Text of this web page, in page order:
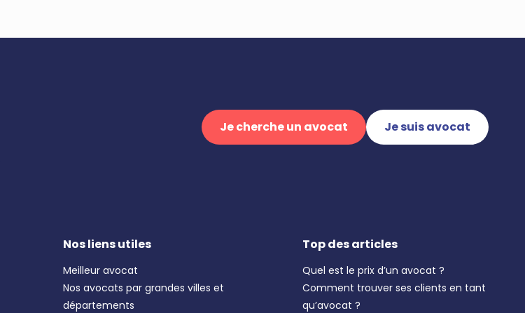
Je cherche un avocat Je suis avocat
Nos liens utiles
Meilleur avocat
Nos avocats par grandes villes et
départements
Top des articles
Quel est le prix d’un avocat ?
Comment trouver ses clients en tant
qu’avocat ?